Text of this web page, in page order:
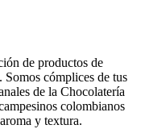
de productos de
Somos cómplices de tus
de la Chocolatería
colombianos
y textura.